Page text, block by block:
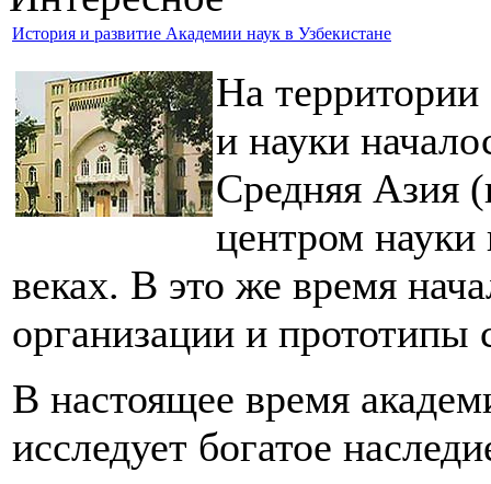
История и развитие Академии наук в Узбекистане
На территории
и науки
Средняя Азия
центром
веках. В это же время
организации и
В настоящее время
исследует богатое